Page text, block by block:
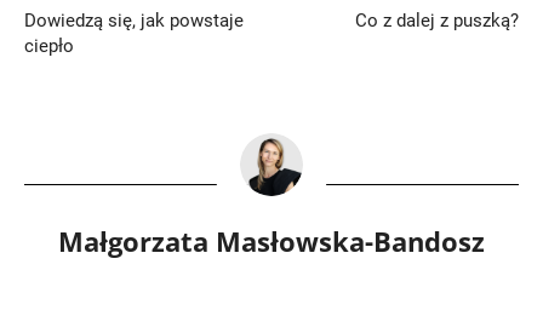
Dowiedzą się, jak powstaje
ciepło
Co z dalej z puszką?
Małgorzata Masłowska-Bandosz